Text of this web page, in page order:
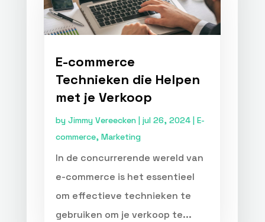
E-commerce
Technieken die Helpen
met je Verkoop
by Jimmy Vereecken| jul 26, 2024| E-
commerce, Marketing
In de concurrerende wereld van
e-commerce is het essentieel
om effectieve technieken te
gebruiken om je verkoop te...